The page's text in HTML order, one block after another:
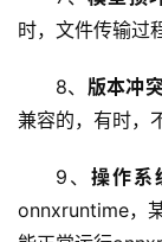
首
云
器
时，文件传输过
8、 版本冲
兼容的，有时，
9、 操作系
onnxruntime，